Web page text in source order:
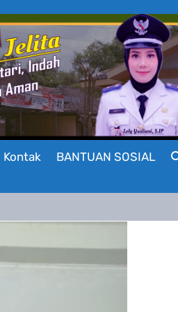
Kontak BANTUAN SOSIAL